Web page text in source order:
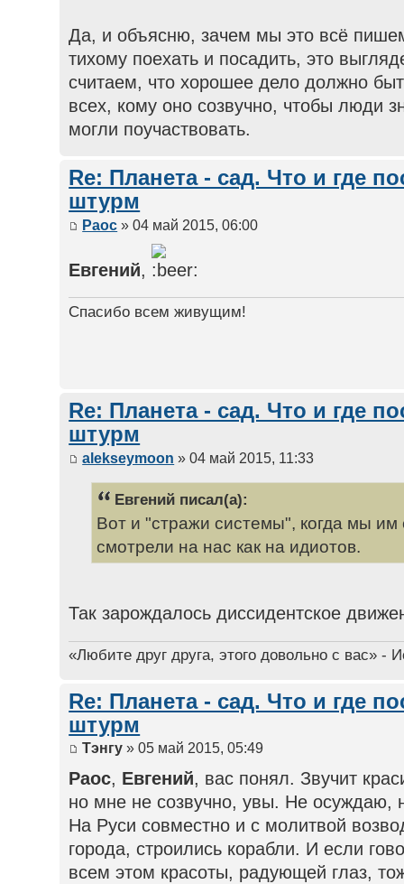
Да, и объясню, зачем мы это всё
тихому поехать и посадить, это
считаем, что хорошее дело должно
всех, кому оно созвучно, чтобы люди
могли поучаствовать.
Re: Планета - сад. Что и где
штурм
Раос » 04 май 2015, 06:00
Евгений,
Спасибо всем живущим!
Re: Планета - сад. Что и где
штурм
alekseymoon » 04 май 2015, 11:33
Евгений писал(а):
Вот и "стражи системы", когда мы им
смотрели на нас как на идиотов.
Так зарождалось диссидентское
«Любите друг друга, этого довольно с вас» -
Re: Планета - сад. Что и где
штурм
Тэнгу » 05 май 2015, 05:49
Раос, Евгений, вас понял. Звучит
но мне не созвучно, увы. Не осуждаю,
На Руси совместно и с молитвой
города, строились корабли. И если
всем этом красоты, радующей глаз,